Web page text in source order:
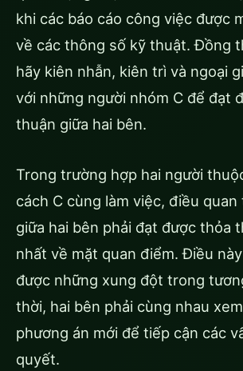
khi các báo cáo công việc được
về các thông số kỹ thuật. Đồng
hãy kiên nhẫn, kiên trì và ngoại
với những người nhóm C để đạt
thuận giữa hai bên.
Trong trường hợp hai người
cách C cùng làm việc, điều
giữa hai bên phải đạt được thỏa
nhất về mặt quan điểm. Điều
được những xung đột trong
thời, hai bên phải cùng nhau
phương án mới để tiếp cận các
quyết.